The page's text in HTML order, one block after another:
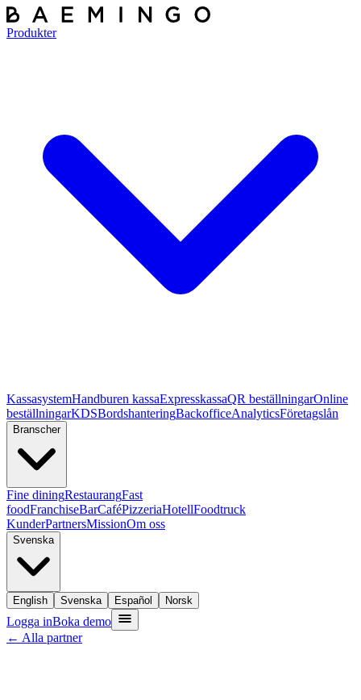
Produkter
KassasystemHandburen kassaExpresskassaQR beställningarOnline
beställningarKDSBordshanteringBackofficeAnalyticsFöretagslån
Branscher
Fine diningRestaurangFast
foodFranchiseBarCaféPizzeriaHotellFoodtruck
KunderPartnersMissionOm oss
Svenska
English Svenska Español Norsk
Logga inBoka demo
← Alla partner